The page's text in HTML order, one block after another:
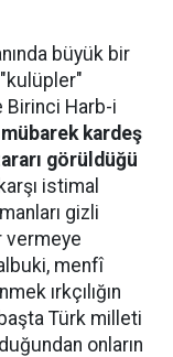
büyük bir
Birinci Harb-i
mübarek kardeş
görüldüğü
istimal
gizli
vermeye
menfî
ırkçılığın
Türk milleti
onların